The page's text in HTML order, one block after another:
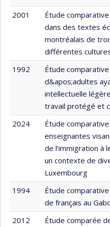
2001
Étude
dans des textes
montréalais de
différentes
1992
Étude
d&apos;adultes
intellectuelle
travail protégé et
2024
Étude
enseignantes
de l’immigration à
un contexte de
Luxembourg
1994
Étude
de français au
2012
Étude comparée